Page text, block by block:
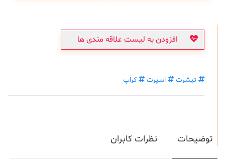
افزودن به لیست علاقه مندی ها
تیشرت اسپرت کراپ
توضیحات نظرات کابران